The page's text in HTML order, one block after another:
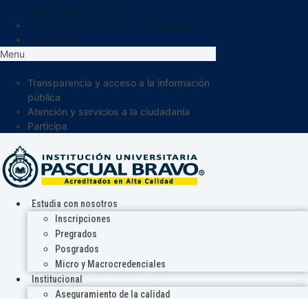
Menu
Transparencia y acceso a la información
pública
Atención y servicios a la ciudadanía
Participa
Estudia con nosotros
Inscripciones
Pregrados
Posgrados
Micro y Macrocredenciales
Institucional
Aseguramiento de la calidad